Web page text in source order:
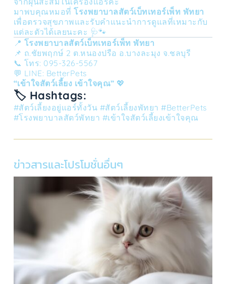
มาพบคุณหมอที่โรงพยาบาลสัตว์เบ็ทเทอร์เพ็ท พัทยา
เพื่อตรวจสุขภาพและรับคำแนะนำการดูแลที่เหมาะกับ
แต่ละตัวได้เลยนะคะ 🩺🐾
📍 โรงพยาบาลสัตว์เบ็ทเทอร์เพ็ท พัทยา
📌 ถ.ชัยพฤกษ์ 2 ต.หนองปรือ อ.บางละมุง จ.ชลบุรี
📞 โทร: 095-326-5567
💬 LINE: BetterPets
“เข้าใจสัตว์เลี้ยง เข้าใจคุณ” 💖
🏷️ Hashtags:
#สัตว์เลี้ยงอยู่แอร์ทั้งวัน #สัตว์เลี้ยงพัทยา #BetterPets
#โรงพยาบาลสัตว์พัทยา #เข้าใจสัตว์เลี้ยงเข้าใจคุณ
ข่าวสารและโปรโมชั่นอื่นๆ